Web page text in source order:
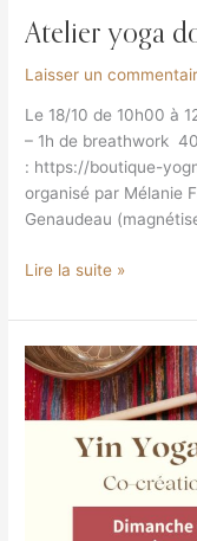
Atelier yoga
Laisser un
Le 18/10 de 10h00 à
– 1h de breathwork
: https://boutique-
organisé par Mélanie
Genaudeau
Lire la suite »
Yin
Yoga
&
Voyage